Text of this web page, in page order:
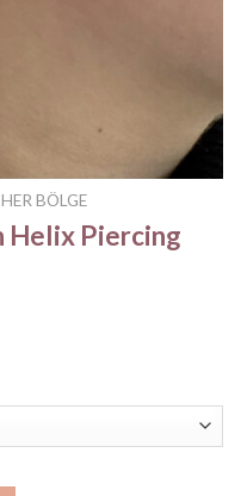
BÖLGE
Helix Piercing